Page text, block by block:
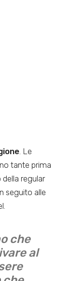
. Le
tante prima
regular
seguito alle
che
al